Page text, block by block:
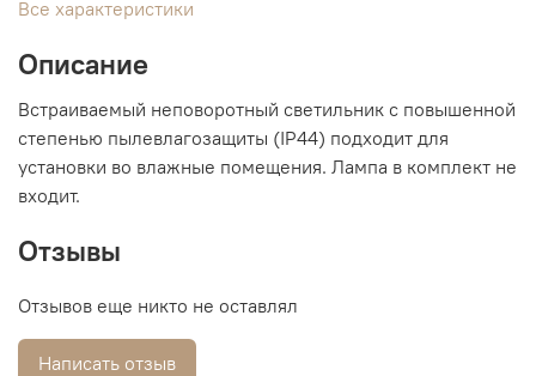
Все характеристики
Описание
Встраиваемый неповоротный светильник с повышенной
степенью пылевлагозащиты (IP44) подходит для
установки во влажные помещения. Лампа в комплект не
входит.
Отзывы
Отзывов еще никто не оставлял
Написать отзыв